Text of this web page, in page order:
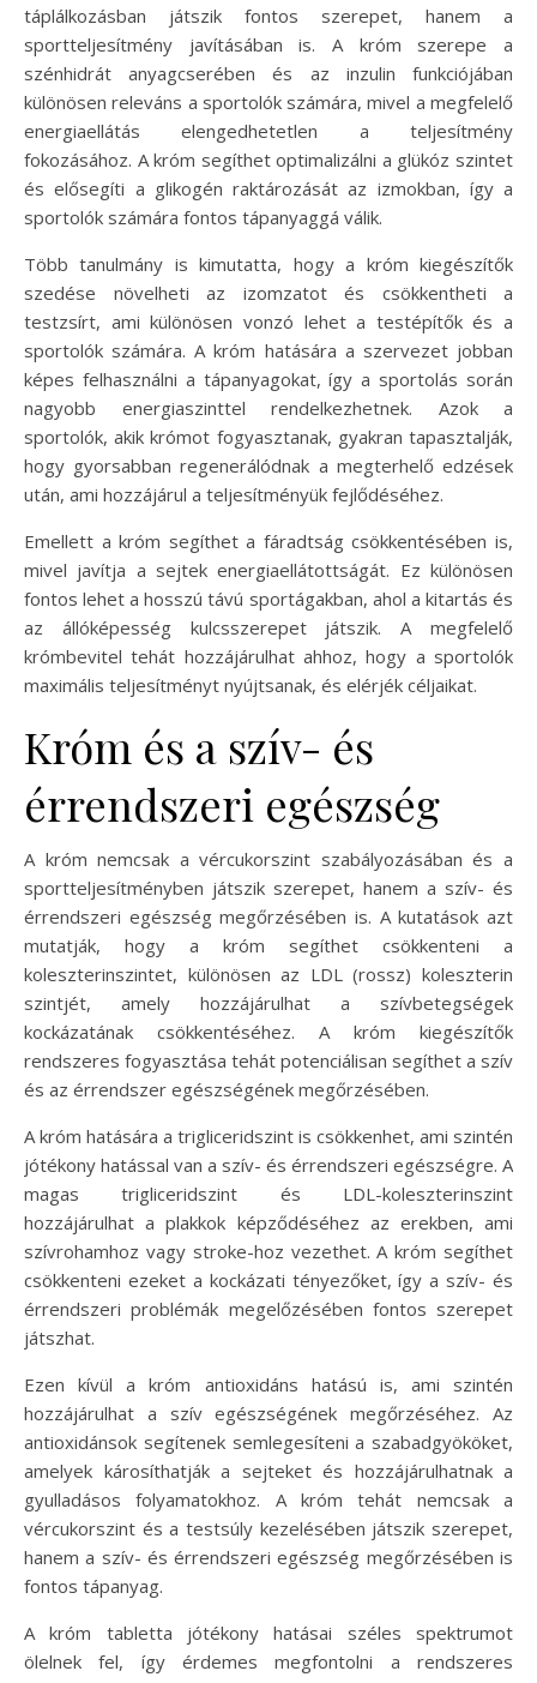
táplálkozásban játszik fontos szerepet, hanem a
sportteljesítmény javításában is. A króm szerepe a
szénhidrát anyagcserében és az inzulin funkciójában
különösen releváns a sportolók számára, mivel a megfelelő
energiaellátás elengedhetetlen a teljesítmény
fokozásához. A króm segíthet optimalizálni a glükóz szintet
és elősegíti a glikogén raktározását az izmokban, így a
sportolók számára fontos tápanyaggá válik.
Több tanulmány is kimutatta, hogy a króm kiegészítők
szedése növelheti az izomzatot és csökkentheti a
testzsírt, ami különösen vonzó lehet a testépítők és a
sportolók számára. A króm hatására a szervezet jobban
képes felhasználni a tápanyagokat, így a sportolás során
nagyobb energiaszinttel rendelkezhetnek. Azok a
sportolók, akik krómot fogyasztanak, gyakran tapasztalják,
hogy gyorsabban regenerálódnak a megterhelő edzések
után, ami hozzájárul a teljesítményük fejlődéséhez.
Emellett a króm segíthet a fáradtság csökkentésében is,
mivel javítja a sejtek energiaellátottságát. Ez különösen
fontos lehet a hosszú távú sportágakban, ahol a kitartás és
az állóképesség kulcsszerepet játszik. A megfelelő
krómbevitel tehát hozzájárulhat ahhoz, hogy a sportolók
maximális teljesítményt nyújtsanak, és elérjék céljaikat.
Króm és a szív- és
érrendszeri egészség
A króm nemcsak a vércukorszint szabályozásában és a
sportteljesítményben játszik szerepet, hanem a szív- és
érrendszeri egészség megőrzésében is. A kutatások azt
mutatják, hogy a króm segíthet csökkenteni a
koleszterinszintet, különösen az LDL (rossz) koleszterin
szintjét, amely hozzájárulhat a szívbetegségek
kockázatának csökkentéséhez. A króm kiegészítők
rendszeres fogyasztása tehát potenciálisan segíthet a szív
és az érrendszer egészségének megőrzésében.
A króm hatására a trigliceridszint is csökkenhet, ami szintén
jótékony hatással van a szív- és érrendszeri egészségre. A
magas trigliceridszint és LDL-koleszterinszint
hozzájárulhat a plakkok képződéséhez az erekben, ami
szívrohamhoz vagy stroke-hoz vezethet. A króm segíthet
csökkenteni ezeket a kockázati tényezőket, így a szív- és
érrendszeri problémák megelőzésében fontos szerepet
játszhat.
Ezen kívül a króm antioxidáns hatású is, ami szintén
hozzájárulhat a szív egészségének megőrzéséhez. Az
antioxidánsok segítenek semlegesíteni a szabadgyököket,
amelyek károsíthatják a sejteket és hozzájárulhatnak a
gyulladásos folyamatokhoz. A króm tehát nemcsak a
vércukorszint és a testsúly kezelésében játszik szerepet,
hanem a szív- és érrendszeri egészség megőrzésében is
fontos tápanyag.
A króm tabletta jótékony hatásai széles spektrumot
ölelnek fel, így érdemes megfontolni a rendszeres